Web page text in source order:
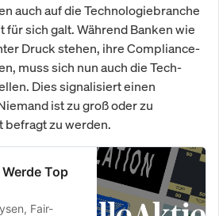
auch auf die Technologiebranche
für sich galt. Während Banken wie
Druck stehen, ihre Compliance-
muss sich nun auch die Tech-
Dies signalisiert einen
ist zu groß oder zu
zu werden.
Top
Fair-